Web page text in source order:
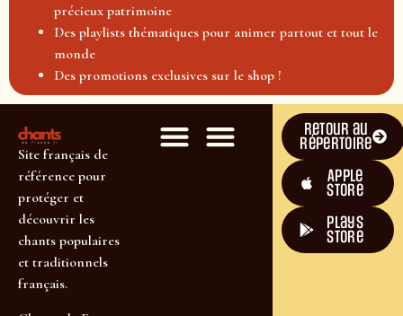
précieux patrimoine
Des playlists thématiques pour animer partout et tout le
monde
Des promotions exclusives sur le shop !
Site français de
référence pour
protéger et
découvrir les
chants populaires
et traditionnels
français.
Retour au
répertoire
Apple
Store
plays
store